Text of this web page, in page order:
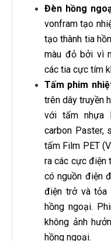
Đèn hồng
vonfram tạo
tạo thành tia
màu đỏ bởi vì
các tia cực tím
Tấm phim
trên dây truyền
với tấm nhựa
carbon Paster,
tấm Film PET
ra các cực điện
có nguồn điện
điện trở và tỏa
hồng ngoại.
không ảnh
hồng ngoại.